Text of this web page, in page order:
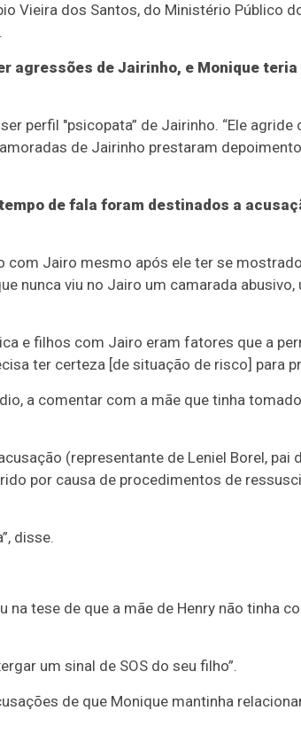
Vieira dos Santos, do Ministério Público
agressões de Jairinho, e Monique
perfil "psicopata” de Jairinho. “Ele agride
de Jairinho prestaram
de fala foram destinados a
com Jairo mesmo após ele ter se mostrado
nunca viu no Jairo um camarada
e filhos com Jairo eram fatores que a
ter certeza [de situação de risco] para
a comentar com a mãe que tinha
(representante de Leniel Borel, pai
por causa de procedimentos de
disse.
tese de que a mãe de Henry não tinha
um sinal de SOS do seu filho”.
de que Monique mantinha